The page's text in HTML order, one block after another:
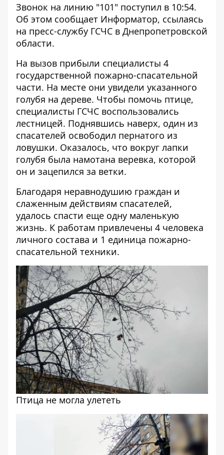
Звонок на линию "101" поступил в 10:54.
Об этом сообщает Информатор, ссылаясь
на пресс-службу ГСЧС в Днепропетровской
области.
На вызов прибыли специалисты 4
государственной пожарно-спасательной
части. На месте они увидели указанного
голубя на дереве. Чтобы помочь птице,
специалисты ГСЧС воспользовались
лестницей. Поднявшись наверх, один из
спасателей освободил пернатого из
ловушки. Оказалось, что вокруг лапки
голубя была намотана веревка, которой
он и зацепился за ветки.
Благодаря неравнодушию граждан и
слаженным действиям спасателей,
удалось спасти еще одну маленькую
жизнь. К работам привлечены 4 человека
личного состава и 1 единица пожарно-
спасательной техники.
Птица не могла улететь